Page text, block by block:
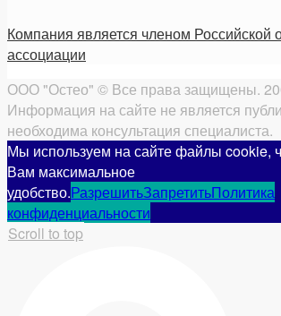
Компания является членом Российской
ассоциации
ООО "Остео" © Все права защищены.
Информация на сайте не является
необходима консультация специалиста.
Мы используем на сайте файлы cookie,
Вам максимальное
удобство.РазрешитьЗапретитьПолитика
конфиденциальности
Scroll to top